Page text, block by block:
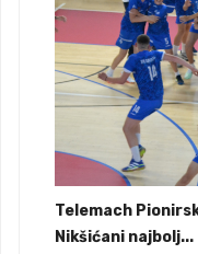
Telemach
Nikšićani najbolj...